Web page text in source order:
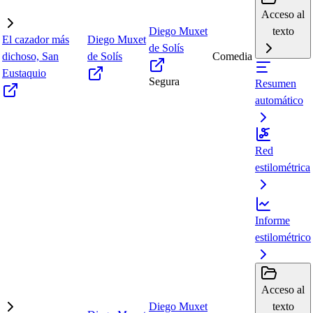
El cazador más
dichoso, San
Eustaquio
Diego Muxet
de Solís
Diego Muxet
de Solís
Segura
Comedia
Acceso al
texto
Resumen
automático
Red
estilométrica
Diego Muxet
Informe
estilométrico
Acceso al
texto